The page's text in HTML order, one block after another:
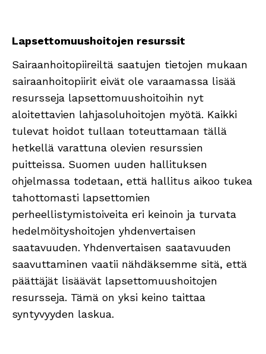
Lapsettomuushoitojen resurssit
Sairaanhoitopiireiltä saatujen tietojen mukaan
sairaanhoitopiirit eivät ole varaamassa lisää
resursseja lapsettomuushoitoihin nyt
aloitettavien lahjasoluhoitojen myötä. Kaikki
tulevat hoidot tullaan toteuttamaan tällä
hetkellä varattuna olevien resurssien
puitteissa. Suomen uuden hallituksen
ohjelmassa todetaan, että hallitus aikoo tukea
tahottomasti lapsettomien
perheellistymistoiveita eri keinoin ja turvata
hedelmöityshoitojen yhdenvertaisen
saatavuuden. Yhdenvertaisen saatavuuden
saavuttaminen vaatii nähdäksemme sitä, että
päättäjät lisäävät lapsettomuushoitojen
resursseja. Tämä on yksi keino taittaa
syntyvyyden laskua.